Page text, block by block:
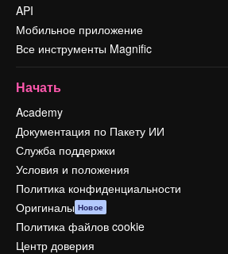
API
Мобильное приложение
Все инструменты Magnific
Начать
Academy
Документация по Пакету ИИ
Служба поддержки
Условия и положения
Политика конфиденциальности
Оригиналы Новое
Политика файлов cookie
Центр доверия